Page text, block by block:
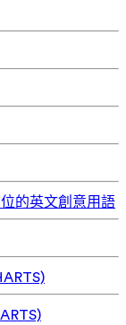
的英文創意用語